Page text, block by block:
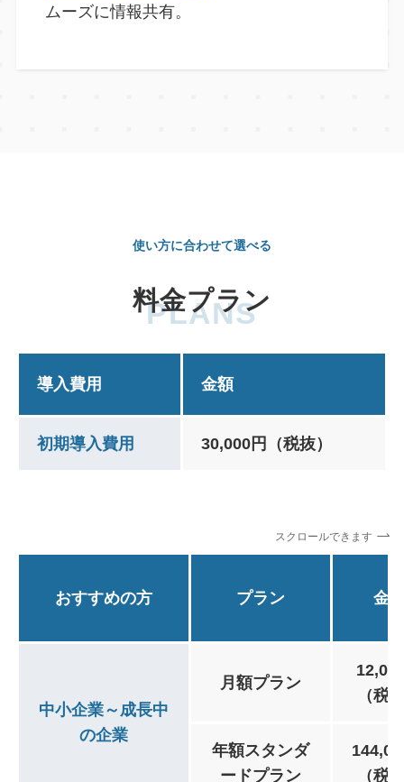
ムーズに情報共有。
使い方に合わせて選べる
PLANS
料金プラン
導入費用 金額
初期導入費用 30,000円（税抜）
スクロールできます
おすすめの方 プラン 金
中小企業～成長中
の企業
月額プラン
（税
年額スタンダ
ードプラン
（税